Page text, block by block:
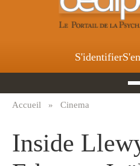
S'identifier
d'Ariane
Accueil Cinema
Inside